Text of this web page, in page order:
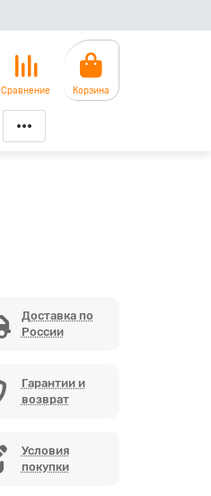
Сравнение Корзина
Доставка по
России
Гарантии и
возврат
Условия
покупки